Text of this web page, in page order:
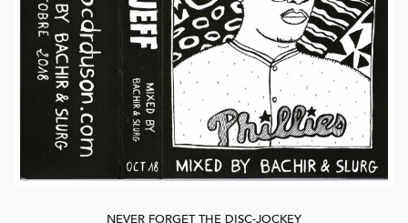
NEVER FORGET THE DISC-JOCKEY